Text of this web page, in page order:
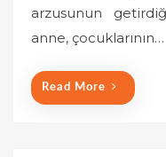
o
arzusunun
anne, çocuklarının…
Read More